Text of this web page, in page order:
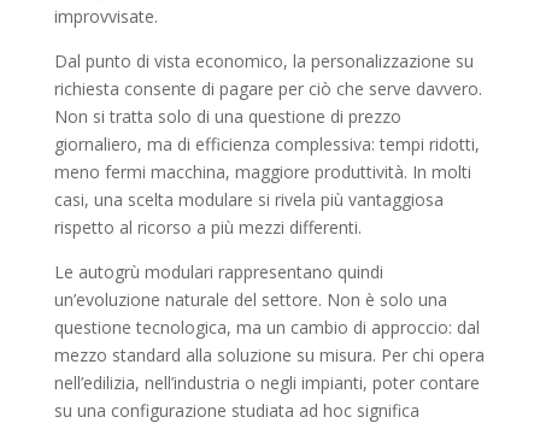
improvvisate.
Dal punto di vista economico, la personalizzazione su
richiesta consente di pagare per ciò che serve davvero.
Non si tratta solo di una questione di prezzo
giornaliero, ma di efficienza complessiva: tempi ridotti,
meno fermi macchina, maggiore produttività. In molti
casi, una scelta modulare si rivela più vantaggiosa
rispetto al ricorso a più mezzi differenti.
Le autogrù modulari rappresentano quindi
un’evoluzione naturale del settore. Non è solo una
questione tecnologica, ma un cambio di approccio: dal
mezzo standard alla soluzione su misura. Per chi opera
nell’edilizia, nell’industria o negli impianti, poter contare
su una configurazione studiata ad hoc significa